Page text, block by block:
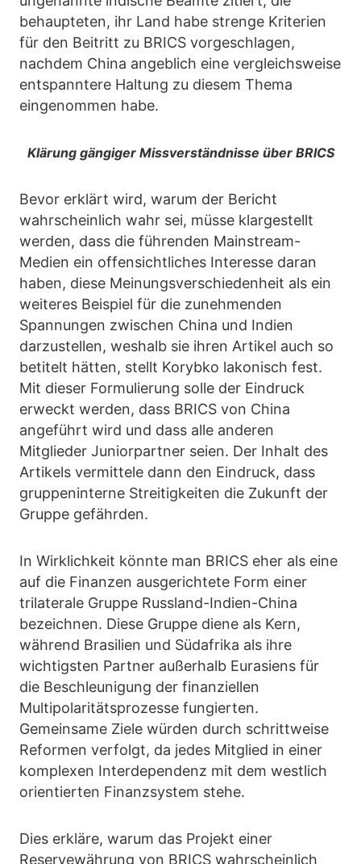
behaupteten, ihr Land habe strenge Kriterien
für den Beitritt zu BRICS vorgeschlagen,
nachdem China angeblich eine vergleichsweise
entspanntere Haltung zu diesem Thema
eingenommen habe.
Klärung gängiger Missverständnisse über BRICS
Bevor erklärt wird, warum der Bericht
wahrscheinlich wahr sei, müsse klargestellt
werden, dass die führenden Mainstream-
Medien ein offensichtliches Interesse daran
haben, diese Meinungsverschiedenheit als ein
weiteres Beispiel für die zunehmenden
Spannungen zwischen China und Indien
darzustellen, weshalb sie ihren Artikel auch so
betitelt hätten, stellt Korybko lakonisch fest.
Mit dieser Formulierung solle der Eindruck
erweckt werden, dass BRICS von China
angeführt wird und dass alle anderen
Mitglieder Juniorpartner seien. Der Inhalt des
Artikels vermittele dann den Eindruck, dass
gruppeninterne Streitigkeiten die Zukunft der
Gruppe gefährden.
In Wirklichkeit könnte man BRICS eher als eine
auf die Finanzen ausgerichtete Form einer
trilaterale Gruppe Russland-Indien-China
bezeichnen. Diese Gruppe diene als Kern,
während Brasilien und Südafrika als ihre
wichtigsten Partner außerhalb Eurasiens für
die Beschleunigung der finanziellen
Multipolaritätsprozesse fungierten.
Gemeinsame Ziele würden durch schrittweise
Reformen verfolgt, da jedes Mitglied in einer
komplexen Interdependenz mit dem westlich
orientierten Finanzsystem stehe.
Dies erkläre, warum das Projekt einer
Reservewährung von BRICS wahrscheinlich